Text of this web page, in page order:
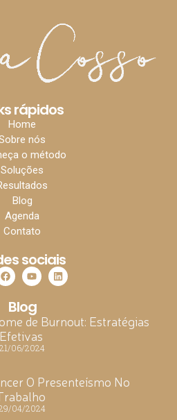
rápidos
Home
nós
o método
Soluções
Blog
Agenda
Contato
sociais
Blog
de Burnout: Estratégias
Efetivas
21/06/2024
O Presenteísmo No
04/2024